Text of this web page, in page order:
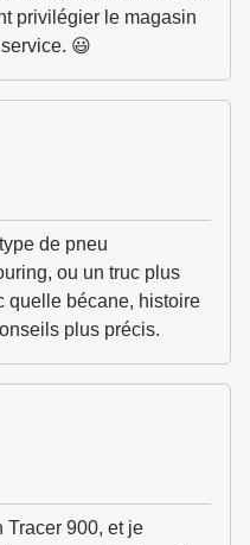
privilégier le magasin
😃
de pneu
ou un truc plus
quelle bécane, histoire
plus précis.
Tracer 900, et je